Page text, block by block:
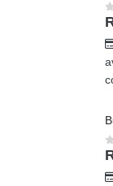
0
0